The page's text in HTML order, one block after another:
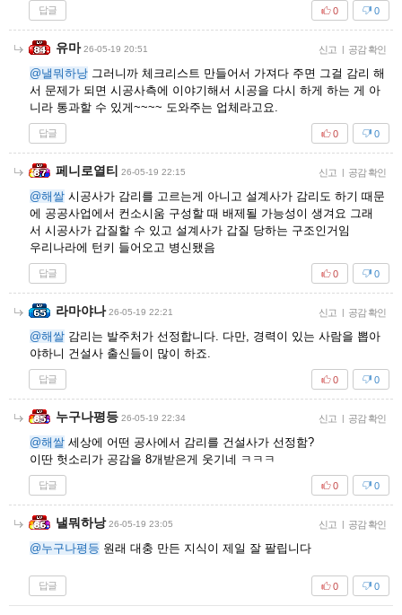
답글 0
0
유마 26-05-19 20:51 신고 | 공감 확인
@낼뭐하낭 그러니까 체크리스트 만들어서 가져다 주면 그걸 감리 해
서 문제가 되면 시공사측에 이야기해서 시공을 다시 하게 하는 게 아
니라 통과할 수 있게~~~~ 도와주는 업체라고요.
답글 0
0
페니로열티 26-05-19 22:15 신고 | 공감 확인
@해쌀 시공사가 감리를 고르는게 아니고 설계사가 감리도 하기 때문
에 공공사업에서 컨소시움 구성할 때 배제될 가능성이 생겨요 그래
서 시공사가 갑질할 수 있고 설계사가 갑질 당하는 구조인거임
우리나라에 턴키 들어오고 병신됐음
답글 0
0
라마야나 26-05-19 22:21 신고 | 공감 확인
@해쌀 감리는 발주처가 선정합니다. 다만, 경력이 있는 사람을 뽑아
야하니 건설사 출신들이 많이 하죠.
답글 0
0
누구나평등 26-05-19 22:34 신고 | 공감 확인
@해쌀 세상에 어떤 공사에서 감리를 건설사가 선정함?
이딴 헛소리가 공감을 8개받은게 웃기네 ㅋㅋㅋ
답글 0
0
낼뭐하낭 26-05-19 23:05 신고 | 공감 확인
@누구나평등 원래 대충 만든 지식이 제일 잘 팔립니다
답글 0
0